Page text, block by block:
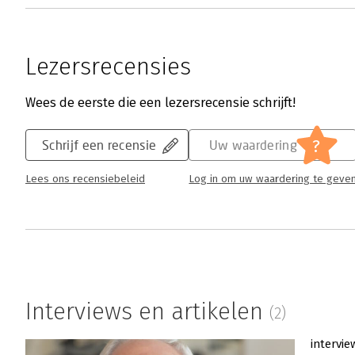
Lezersrecensies
Wees de eerste die een lezersrecensie schrijft!
Schrijf een recensie
Lees ons recensiebeleid
Uw waardering ?
Log in om uw waardering te
Interviews en artikelen (2)